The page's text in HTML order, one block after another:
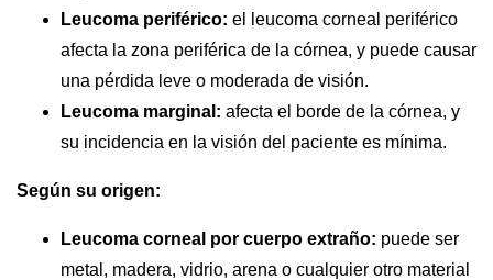
Leucoma periférico: el leucoma corneal periférico
afecta la zona periférica de la córnea, y puede causar
una pérdida leve o moderada de visión.
Leucoma marginal: afecta el borde de la córnea, y
su incidencia en la visión del paciente es mínima.
Según su origen:
Leucoma corneal por cuerpo extraño: puede ser
metal, madera, vidrio, arena o cualquier otro material